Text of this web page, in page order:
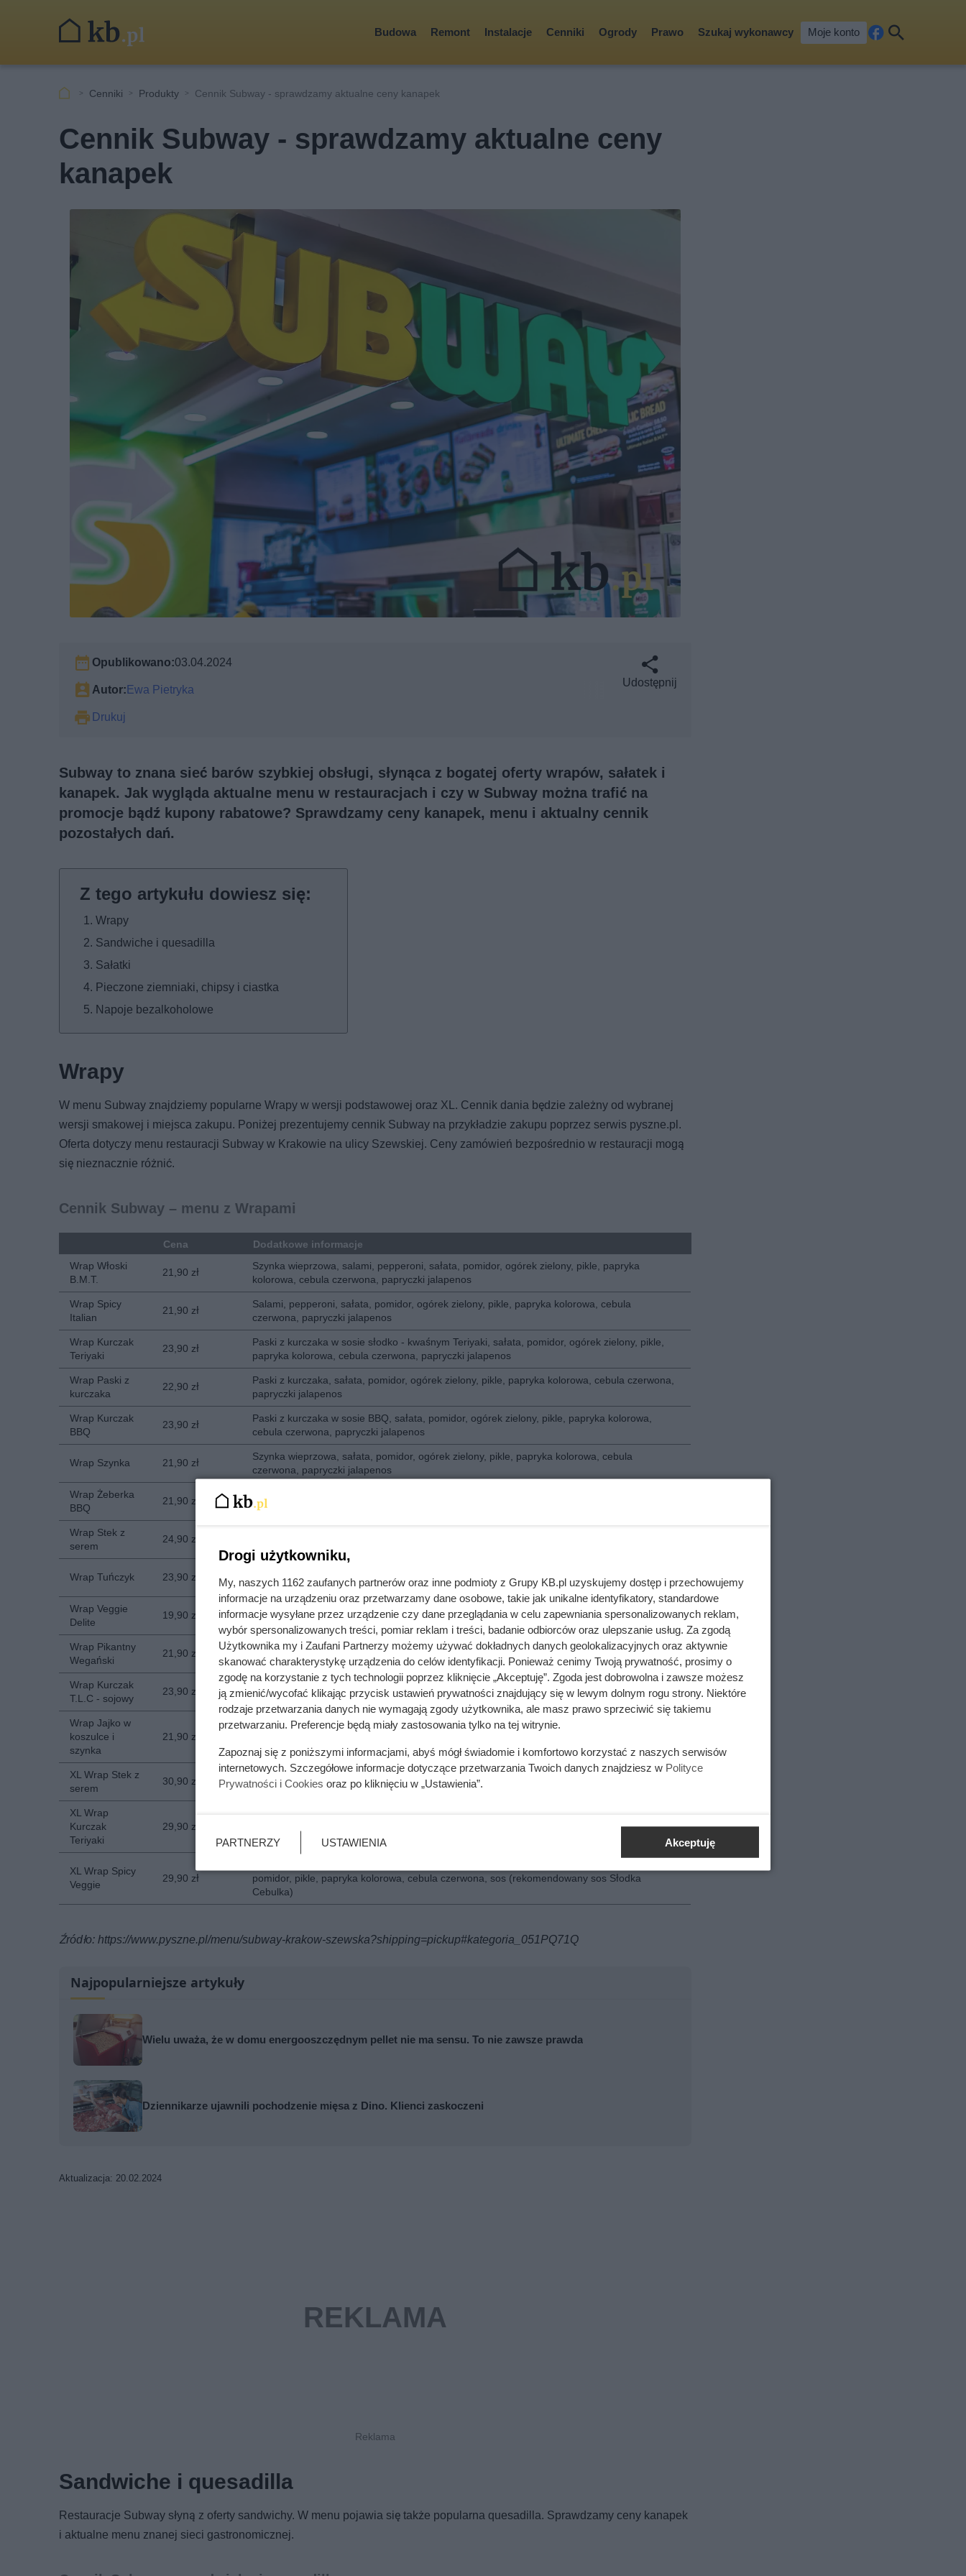
Budowa Remont Instalacje Cenniki Ogrody Prawo Szukaj wykonawcy Moje konto
cebkaj
Cenniki Produkty Cennik Subway - sprawdzamy aktualne ceny kanapek
Cennik Subway - sprawdzamy aktualne ceny
kanapek
Opublikowano:03.04.2024
Autor:Ewa Pietryka
Drukuj
Udostępnij
Subway to znana sieć barów szybkiej obsługi, słynąca z bogatej oferty wrapów, sałatek i
kanapek. Jak wygląda aktualne menu w restauracjach i czy w Subway można trafić na
promocje bądź kupony rabatowe? Sprawdzamy ceny kanapek, menu i aktualny cennik
pozostałych dań.
Wrapy
Sandwiche i quesadilla
Sałatki
Pieczone ziemniaki, chipsy i ciastka
Napoje bezalkoholowe
Wrapy
W menu Subway znajdziemy popularne Wrapy w wersji podstawowej oraz XL. Cennik dania będzie zależny od wybranej
wersji smakowej i miejsca zakupu. Poniżej prezentujemy cennik Subway na przykładzie zakupu poprzez serwis pyszne.pl.
Oferta dotyczy menu restauracji Subway w Krakowie na ulicy Szewskiej. Ceny zamówień bezpośrednio w restauracji mogą
się nieznacznie różnić.
Cennik Subway – menu z Wrapami
Cena
Dodatkowe informacje
Wrap Włoski
B.M.T.
21,90 zł
Szynka wieprzowa, salami, pepperoni, sałata, pomidor, ogórek zielony, pikle, papryka
kolorowa, cebula czerwona, papryczki jalapenos
Wrap Spicy
Italian
21,90 zł
Salami, pepperoni, sałata, pomidor, ogórek zielony, pikle, papryka kolorowa, cebula
czerwona, papryczki jalapenos
Wrap Kurczak
Teriyaki
23,90 zł
Paski z kurczaka w sosie słodko - kwaśnym Teriyaki, sałata, pomidor, ogórek zielony, pikle,
papryka kolorowa, cebula czerwona, papryczki jalapenos
Wrap Paski z
kurczaka
22,90 zł
Paski z kurczaka, sałata, pomidor, ogórek zielony, pikle, papryka kolorowa, cebula czerwona,
papryczki jalapenos
Wrap Kurczak
BBQ
23,90 zł
Paski z kurczaka w sosie BBQ, sałata, pomidor, ogórek zielony, pikle, papryka kolorowa,
cebula czerwona, papryczki jalapenos
Wrap Szynka 21,90 zł
Szynka wieprzowa, sałata, pomidor, ogórek zielony, pikle, papryka kolorowa, cebula
czerwona, papryczki jalapenos
Wrap Żeberka
BBQ
21,90 zł
kolorowa, cebula czerwona, papryczki jalapenos
Wrap Stek z
serem
24,90 zł
Wrap Tuńczyk 23,90 zł
papryczki jalapenos
Wrap Veggie
Delite
19,90 zł
Sałata, pomidor, ogórek zielony, pikle, papryka kolorowa, cebula czerwona, papryczki
jalapenos
Wrap Pikantny
Wegański
21,90 zł
Pasztecik sojowy z warzywami, sałata, pomidor, ogórek zielony, pikle, papryka kolorowa,
cebula czerwona, papryczki jalapenos
Wrap Kurczak
T.L.C - sojowy
23,90 zł
Kurczak sojowy w sosie teriyaki, sałata, pomidor, ogórek zielony, pikle, papryka kolorowa,
cebula czerwona, jalapeno
Wrap Jajko w
koszulce i
szynka
21,90 zł
Jajko w koszulce, szynka wieprzowa, sałata, pomidor, ogórek zielony, pikle, papryka kolorowa,
XL Wrap Stek z
serem
30,90 zł
Wrap pomidorowo-bazyliowy, podwójna porcja steka wołowego, sałata, pomidor, papryka
kolorowa, cebula czerwona, papryczki jalapeno, sos (rekomendowany sos Kowbojski)
XL Wrap
Kurczak
Teriyaki
29,90 zł
kolorowa, cebula czerwona, sos (rekomendowany sos Słodka Cebulka)
XL Wrap Spicy
Veggie
29,90 zł
pomidor, pikle, papryka kolorowa, cebula czerwona, sos (rekomendowany sos Słodka
Cebulka)
Źródło: https://www.pyszne.pl/menu/subway-krakow-szewska?shipping=pickup#kategoria_051PQ71Q
Najpopularniejsze artykuły
Wielu uważa, że w domu energooszczędnym pellet nie ma sensu. To nie zawsze prawda
Dziennikarze ujawnili pochodzenie mięsa z Dino. Klienci zaskoczeni
Aktualizacja: 20.02.2024
Sandwiche i quesadilla
Restauracje Subway słyną z oferty sandwichy. W menu pojawia się także popularna quesadilla. Sprawdzamy ceny kanapek
i aktualne menu znanej sieci gastronomicznej.
Drogi użytkowniku,
My, naszych 1162 zaufanych partnerów oraz inne podmioty z Grupy KB.pl uzyskujemy dostęp i przechowujemy
informacje na urządzeniu oraz przetwarzamy dane osobowe, takie jak unikalne identyfikatory, standardowe
informacje wysyłane przez urządzenie czy dane przeglądania w celu zapewniania spersonalizowanych reklam,
wybór spersonalizowanych treści, pomiar reklam i treści, badanie odbiorców oraz ulepszanie usług. Za zgodą
Użytkownika my i Zaufani Partnerzy możemy używać dokładnych danych geolokalizacyjnych oraz aktywnie
skanować charakterystykę urządzenia do celów identyfikacji. Ponieważ cenimy Twoją prywatność, prosimy o
zgodę na korzystanie z tych technologii poprzez kliknięcie „Akceptuję”. Zgoda jest dobrowolna i zawsze możesz
ją zmienić/wycofać klikając przycisk ustawień prywatności znajdujący się w lewym dolnym rogu strony. Niektóre
rodzaje przetwarzania danych nie wymagają zgody użytkownika, ale masz prawo sprzeciwić się takiemu
przetwarzaniu. Preferencje będą miały zastosowania tylko na tej witrynie.
Zapoznaj się z poniższymi informacjami, abyś mógł świadomie i komfortowo korzystać z naszych serwisów
internetowych. Szczegółowe informacje dotyczące przetwarzania Twoich danych znajdziesz w Polityce
Prywatności i Cookies oraz po kliknięciu w „Ustawienia”.
PARTNERZY USTAWIENIA Akceptuję